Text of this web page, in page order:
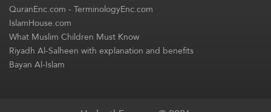
QuranEnc.com-TerminologyEnc.com
IslamHouse.com
What Muslim Children Must Know
Riyadh Al-Salheen with explanation and benefits
Bayan Al-Islam